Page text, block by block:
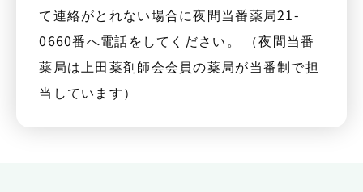
て連絡がとれない場合に夜間当番薬局21-
0660番へ電話をしてください。 （夜間当番
薬局は上田薬剤師会会員の薬局が当番制で担
当しています）